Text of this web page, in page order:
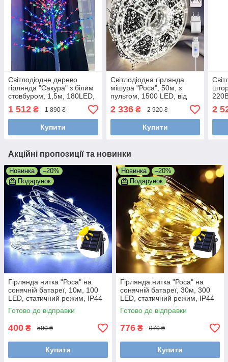
Світлодіодне дерево
гірлянда "Сакура" з білим
стовбуром, 1,5м, 180LED,
220V, IP40 Мультиколор
1 512 ₴ 1 890 ₴
Купити
Світлодіодна гірлянда
мішура "Роса", 50м, з
пультом, 1500 LED, від
USB та мережі 220V, 8
режимів, Білий
2 336₴ 2 920 ₴
Купити
2
Акційні пропозиції та новинки
Новинка
–20%
Подарунок
Гірлянда нитка "Роса" на
сонячній батареї, 10м, 100
LED, статичний режим, IP44
Готово до відправки
400 ₴ 500 ₴
Купити
Новинка
–20%
Подарунок
Гірлянда нитка "Роса" на
сонячній батареї, 30м, 300
LED, статичний режим, IP44
Готово до відправки
776 ₴ 970 ₴
Купити